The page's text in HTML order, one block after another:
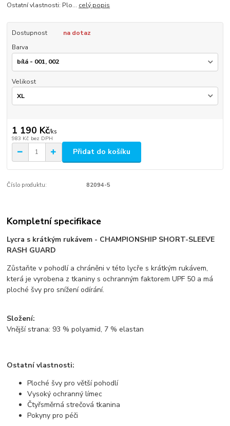
Ostatní vlastnosti: Plo... celý popis
Dostupnost
na dotaz
Barva
Velikost
1 190 Kč/ks
983 Kč bez DPH
Přidat do košíku
Číslo produktu: 82094-5
Kompletní specifikace
Lycra s krátkým rukávem - CHAMPIONSHIP SHORT-SLEEVE
RASH GUARD
Zůstaňte v pohodlí a chráněni v této lycře s krátkým rukávem,
která je vyrobena z tkaniny s ochranným faktorem UPF 50 a má
ploché švy pro snížení odírání.
Složení:
Vnější strana: 93 % polyamid, 7 % elastan
Ostatní vlastnosti:
Ploché švy pro větší pohodlí
Vysoký ochranný límec
Čtyřsměrná strečová tkanina
Pokyny pro péči